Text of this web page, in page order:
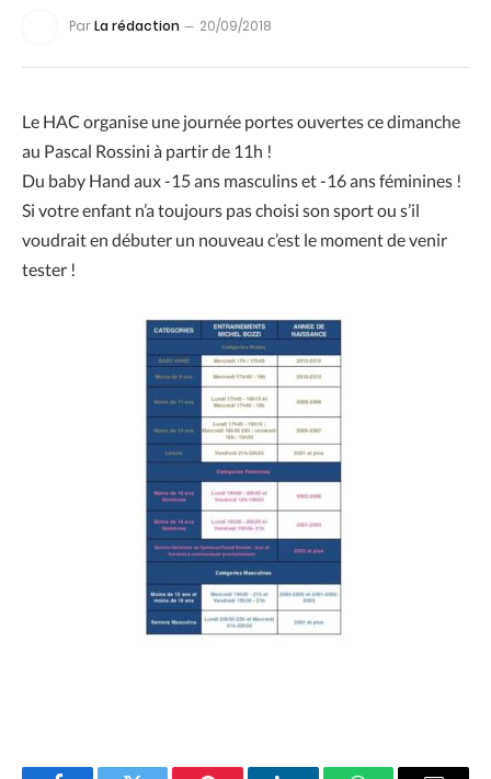
ParLa rédaction 20/09/2018
Le HAC organise une journée portes ouvertes ce dimanche
au Pascal Rossini à partir de 11h !
Du baby Hand aux -15 ans masculins et -16 ans féminines !
Si votre enfant n’a toujours pas choisi son sport ou s’il
voudrait en débuter un nouveau c’est le moment de venir
tester !